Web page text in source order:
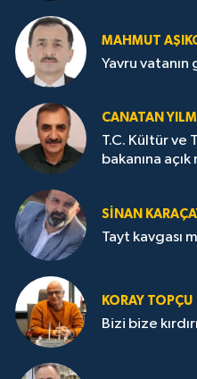
MAHMUT
Yavru
CANATAN
T.C. Kültür ve
bakanına
SİNAN
Tayt kavgası
KORAY TOPÇU
Bizi bize